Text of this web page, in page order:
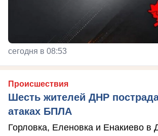
сегодня в 08:53
Происшествия
Шесть жителей ДНР
атаках БПЛА
Горловка, Еленовка и Енакиево в